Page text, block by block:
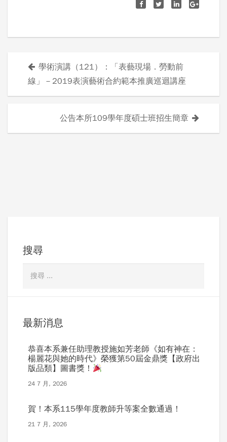
章
覽
學術演講（121）：「表藝現場．勞動前
線」－2019表演藝術合約範本推廣巡迴講座
公告本所109學年度碩士班招生簡章
搜尋
最新消息
恭喜本系兼任助理教授施如芳老師《如有神在：
楊麗花與她的時代》榮獲第50屆金鼎獎【政府出
版品類】圖書獎！
24 7 月, 2026
賀！本系115學年度教師升等案全數通過！
21 7 月, 2026